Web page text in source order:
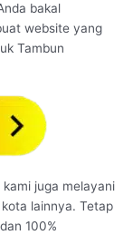
bakal
website yang
Tambun
kami juga melayani
lainnya. Tetap
100%